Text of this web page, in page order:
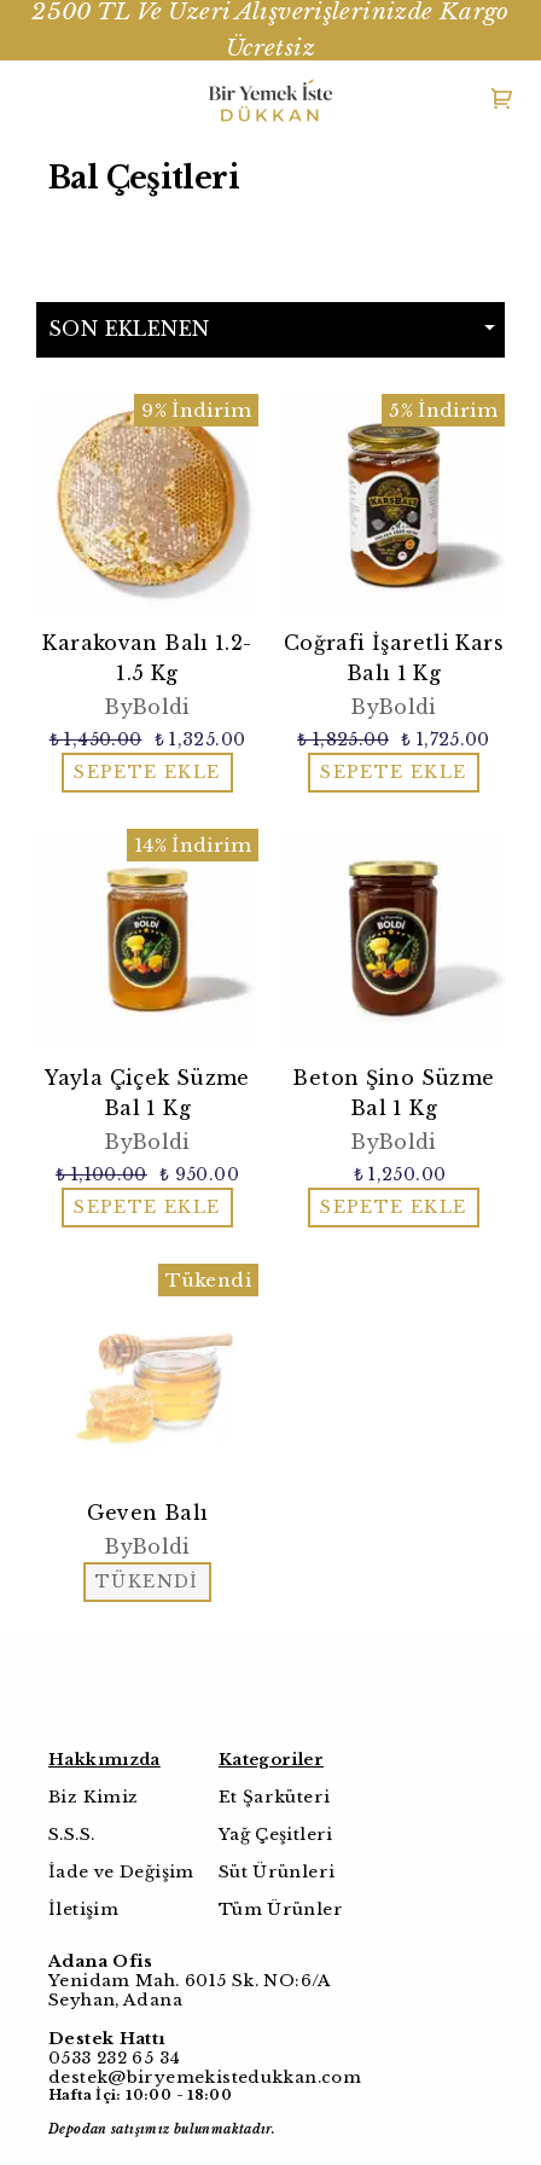
2500 TL Ve Üzeri Alışverişlerinizde Kargo
Ücretsiz
Bal Çeşitleri
9% İndirim
Karakovan Balı 1.2-
1.5 Kg
ByBoldi
₺ 1,450.00 ₺ 1,325.00
SEPETE EKLE
5% İndirim
Coğrafi İşaretli Kars
Balı 1 Kg
ByBoldi
₺ 1,825.00 ₺ 1,725.00
SEPETE EKLE
14% İndirim
Yayla Çiçek Süzme
Bal 1 Kg
ByBoldi
₺ 1,100.00 ₺ 950.00
SEPETE EKLE
Beton Şino Süzme
Bal 1 Kg
ByBoldi
₺ 1,250.00
SEPETE EKLE
Tükendi
Geven Balı
ByBoldi
TÜKENDİ
Hakkımızda
Biz Kimiz
S.S.S.
İade ve Değişim
İletişim
Kategoriler
Et Şarküteri
Yağ Çeşitleri
Süt Ürünleri
Tüm Ürünler
Adana Ofis
Yenidam Mah. 6015 Sk. NO:6/A
Seyhan, Adana
Destek Hattı
0533 232 65 34
destek@biryemekistedukkan.com
Hafta İçi: 10:00 - 18:00
Depodan satışımız bulunmaktadır.